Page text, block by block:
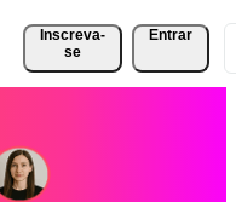
Inscreva-
se
Entrar